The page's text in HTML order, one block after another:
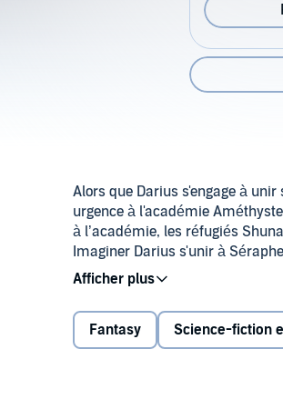
Alors que Darius s'engage à
urgence à l'académie
à l’académie, les réfugiés
Imaginer Darius s'unir à
Rubis, nous avons un objectif
entre passion et
mettre leurs sentiments de côté
©2023 Jupiter Phaeton (P)2024
Fantasy Science-fiction